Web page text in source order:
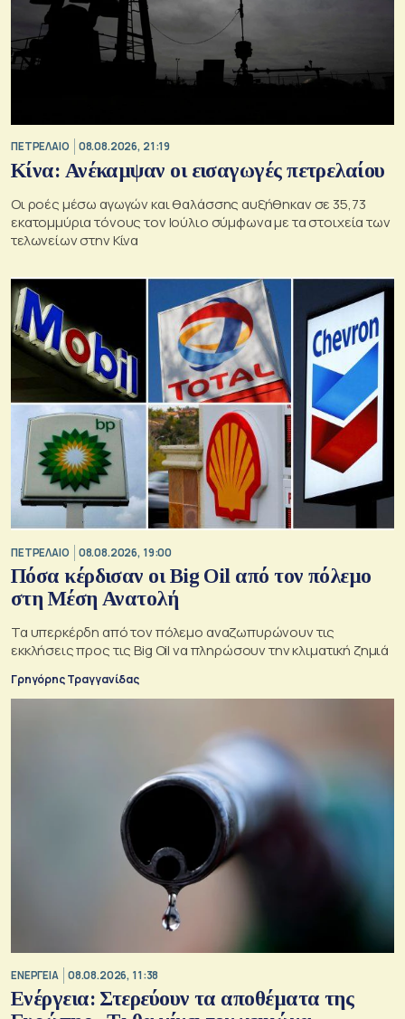
ΠΕΤΡΕΛΑΙΟ 08.08.2026, 21:19
Κίνα: Ανέκαμψαν οι εισαγωγές πετρελαίου
Οι ροές μέσω αγωγών και θαλάσσης αυξήθηκαν σε 35,73
εκατομμύρια τόνους τον Ιούλιο σύμφωνα με τα στοιχεία των
τελωνείων στην Κίνα
ΠΕΤΡΕΛΑΙΟ 08.08.2026, 19:00
Πόσα κέρδισαν οι Big Oil από τον πόλεμο
στη Μέση Ανατολή
Τα υπερκέρδη από τον πόλεμο αναζωπυρώνουν τις
εκκλήσεις προς τις Big Oil να πληρώσουν την κλιματική ζημιά
Γρηγόρης Τραγγανίδας
ΕΝΕΡΓΕΙΑ 08.08.2026, 11:38
Ενέργεια: Στερεύουν τα αποθέματα της